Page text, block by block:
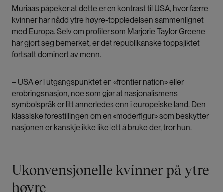
Muriaas påpeker at dette er en kontrast til USA, hvor færre
kvinner har nådd ytre høyre-toppledelsen sammenlignet
med Europa. Selv om profiler som Marjorie Taylor Greene
har gjort seg bemerket, er det republikanske toppsjiktet
fortsatt dominert av menn.
– USA er i utgangspunktet en «frontier nation» eller
erobringsnasjon, noe som gjør at nasjonalismens
symbolspråk er litt annerledes enn i europeiske land. Den
klassiske forestillingen om en «moderfigur» som beskytter
nasjonen er kanskje ikke like lett å bruke der, tror hun.
Ukonvensjonelle kvinner på ytre
høyre